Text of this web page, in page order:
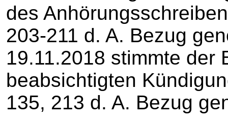
des
203-211 d. A. Bezug
19.11.2018 stimmte der
beabsichtigten
135, 213 d. A. Bezug